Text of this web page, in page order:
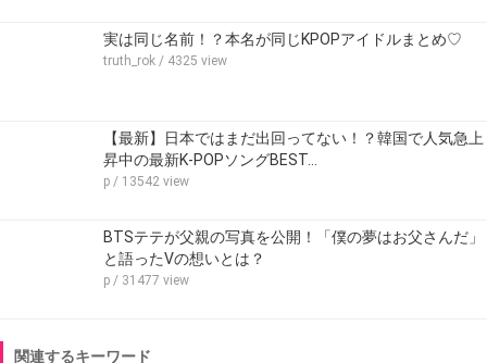
実は同じ名前！？本名が同じKPOPアイドルまとめ♡
truth_rok / 4325 view
【最新】日本ではまだ出回ってない！？韓国で人気急上
昇中の最新K-POPソングBEST…
p / 13542 view
BTSテテが父親の写真を公開！「僕の夢はお父さんだ」
と語ったVの想いとは？
p / 31477 view
関連するキーワード